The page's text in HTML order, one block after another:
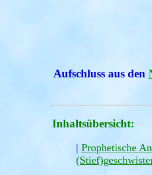
Aufschluss aus den
Inhaltsübersicht:
| Prophetische